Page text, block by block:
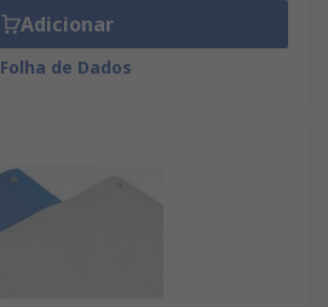
Adicionar
Folha de Dados